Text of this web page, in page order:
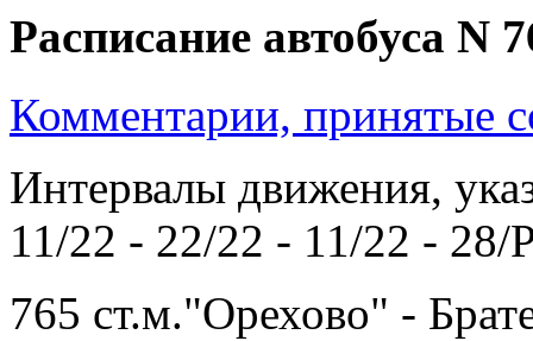
Расписание автобуса N
Комментарии, принятые
Интервалы движения,
11/22 - 22/22 - 11/22 - 28/
765 ст.м."Орехово" -